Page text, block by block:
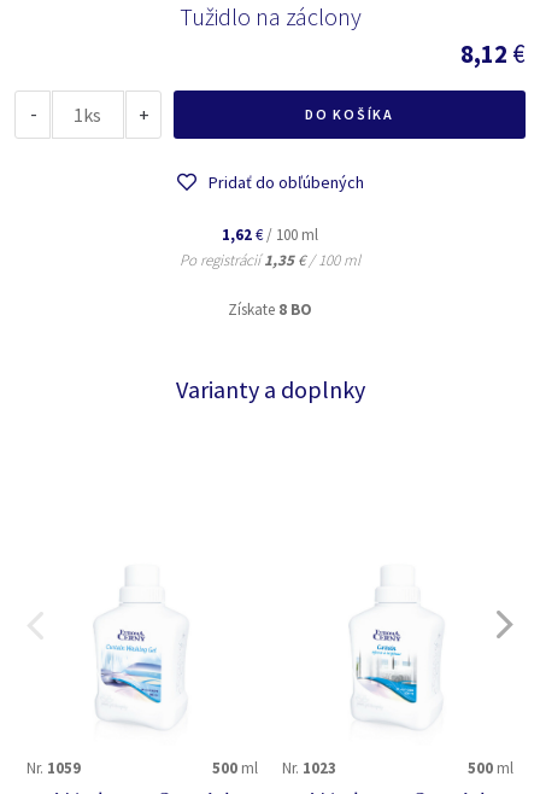
Tužidlo na záclony
8,12 €
- ks + DO KOŠÍKA
Pridať do obľúbených
1,62€ / 100 ml
Po registrácií1,35€ / 100 ml
Získate 8 BO
Varianty a doplnky
Nr. 1059 500 ml Nr. 1023 500 ml